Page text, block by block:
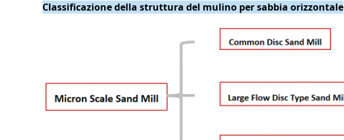
Classificazione della struttura del mulino per sabbia orizzontale